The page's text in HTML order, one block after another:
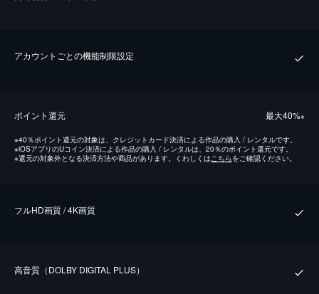
アカウントごとの機能制限設定
ポイント還元 最⼤40%※
※40％ポイント還元の対象は、クレジットカード決済による作品の購入 / レンタルです。
※iOSアプリのUコイン決済による作品の購入 / レンタルは、20％のポイント還元です。
※還元の対象外となる決済方法や商品があります。くわしくはこちらをご確認ください。
フルHD画質 / 4K画質
⾼⾳質（DOLBY DIGITAL PLUS）